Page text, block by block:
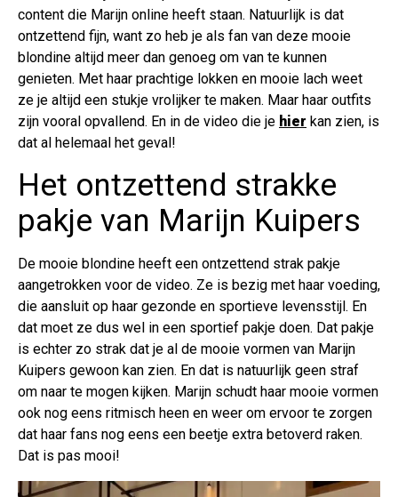
content die Marijn online heeft staan. Natuurlijk is dat
ontzettend fijn, want zo heb je als fan van deze mooie
blondine altijd meer dan genoeg om van te kunnen
genieten. Met haar prachtige lokken en mooie lach weet
ze je altijd een stukje vrolijker te maken. Maar haar outfits
zijn vooral opvallend. En in de video die je hier kan zien, is
dat al helemaal het geval!
Het ontzettend strakke
pakje van Marijn Kuipers
De mooie blondine heeft een ontzettend strak pakje
aangetrokken voor de video. Ze is bezig met haar voeding,
die aansluit op haar gezonde en sportieve levensstijl. En
dat moet ze dus wel in een sportief pakje doen. Dat pakje
is echter zo strak dat je al de mooie vormen van Marijn
Kuipers gewoon kan zien. En dat is natuurlijk geen straf
om naar te mogen kijken. Marijn schudt haar mooie vormen
ook nog eens ritmisch heen en weer om ervoor te zorgen
dat haar fans nog eens een beetje extra betoverd raken.
Dat is pas mooi!